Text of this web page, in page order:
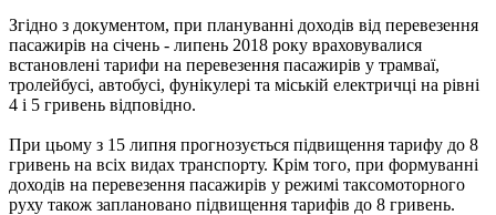
Згідно з документом, при плануванні доходів від перевезення
пасажирів на січень - липень 2018 року враховувалися
встановлені тарифи на перевезення пасажирів у трамваї,
тролейбусі, автобусі, фунікулері та міській електричці на рівні
4 і 5 гривень відповідно.
При цьому з 15 липня прогнозується підвищення тарифу до 8
гривень на всіх видах транспорту. Крім того, при формуванні
доходів на перевезення пасажирів у режимі таксомоторного
руху також заплановано підвищення тарифів до 8 гривень.